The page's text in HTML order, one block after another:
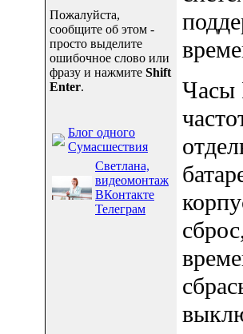
Пожалуйста,
сообщите об этом -
просто выделите
ошибочное слово или
фразу и нажмите Shift
Enter.
Блог одного
Сумасшествия
Светлана,
видеомонтаж
ВКонтакте
Телеграм
Часы